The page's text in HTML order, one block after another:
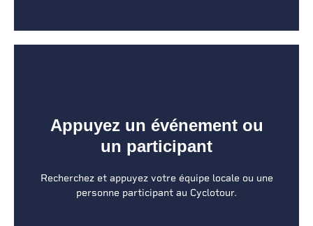
Appuyez un événement ou
un participant
Recherchez et appuyez votre équipe locale ou une
personne participant au Cyclotour.
participant